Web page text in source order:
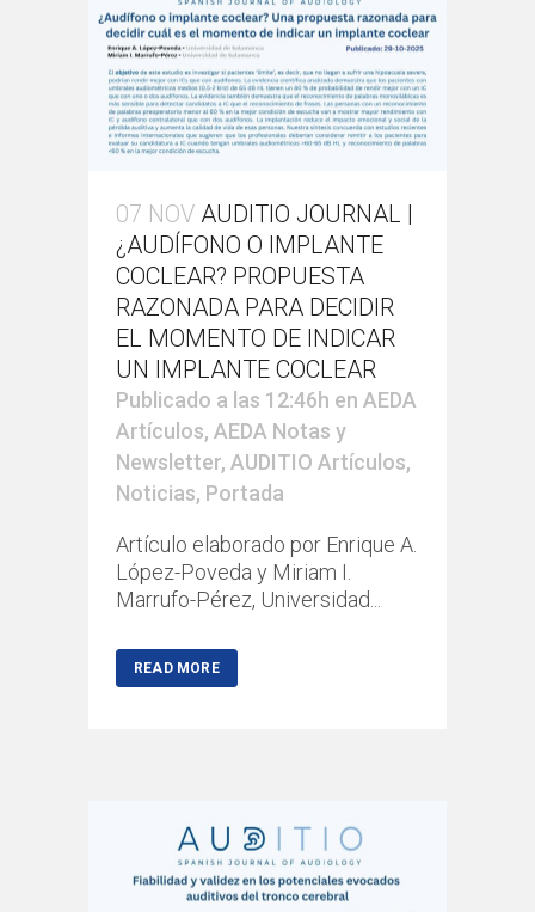
07 NOV AUDITIO JOURNAL |
¿AUDÍFONO O IMPLANTE
COCLEAR? PROPUESTA
RAZONADA PARA DECIDIR
EL MOMENTO DE INDICAR
UN IMPLANTE COCLEAR
Publicado a las 12:46h en AEDA
Artículos, AEDA Notas y
Newsletter, AUDITIO Artículos,
Noticias, Portada
Artículo elaborado por Enrique A.
López-Poveda y Miriam I.
Marrufo-Pérez, Universidad...
READ MORE